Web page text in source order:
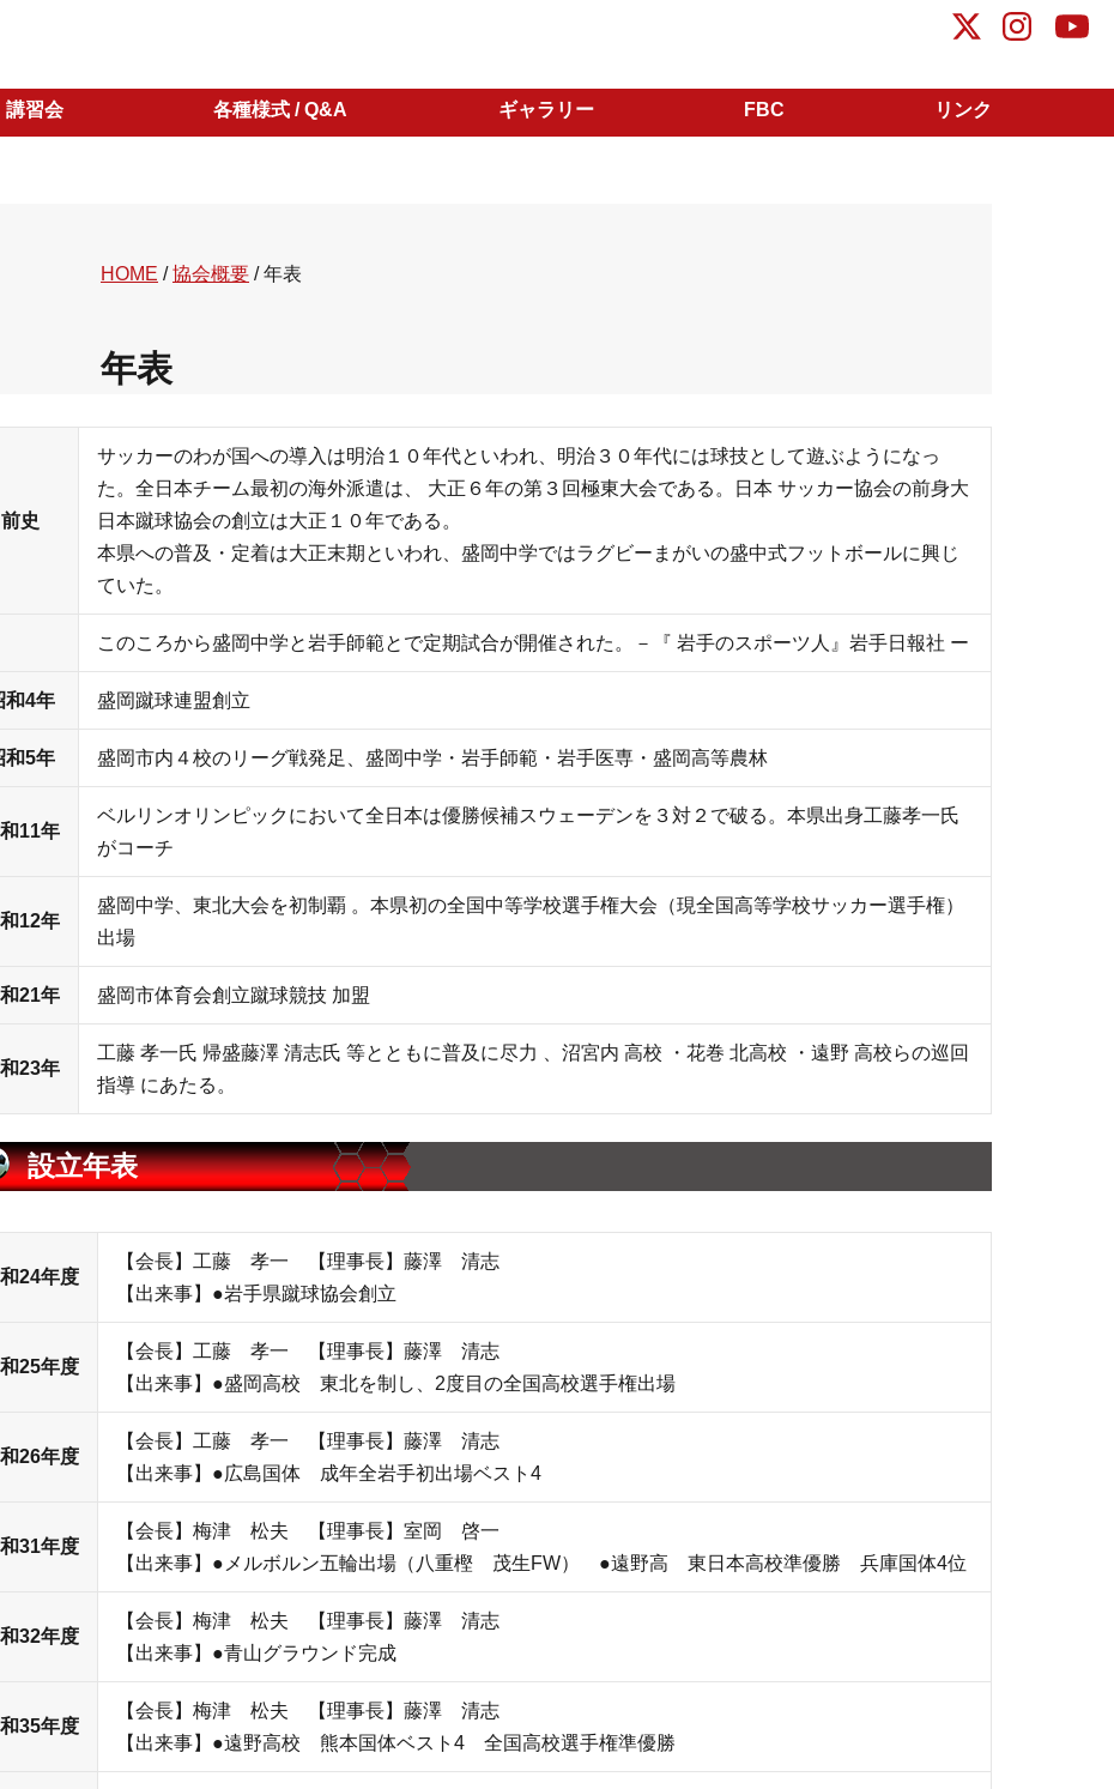
講習会 各種様式 / Q&A ギャラリー FBC リンク
HOME /協会概要 /年表
年表
前史
サッカーのわが国への導入は明治１０年代といわれ、明治３０年代には球技として遊ぶようになっ
た。全日本チーム最初の海外派遣は、 大正６年の第３回極東大会である。日本 サッカー協会の前身大
日本蹴球協会の創立は大正１０年である。
本県への普及・定着は大正末期といわれ、盛岡中学ではラグビーまがいの盛中式フットボールに興じ
ていた。
このころから盛岡中学と岩手師範とで定期試合が開催された。－『 岩手のスポーツ人』岩手日報社 ー
和4年 盛岡蹴球連盟創立
和5年 盛岡市内４校のリーグ戦発足、盛岡中学・岩手師範・岩手医専・盛岡高等農林
11年
ベルリンオリンピックにおいて全日本は優勝候補スウェーデンを３対２で破る。本県出身工藤孝一氏
がコーチ
12年
盛岡中学、東北大会を初制覇 。本県初の全国中等学校選手権大会（現全国高等学校サッカー選手権）
出場
21年 盛岡市体育会創立蹴球競技 加盟
23年
工藤 孝一氏 帰盛藤澤 清志氏 等とともに普及に尽力 、沼宮内 高校 ・花巻 北高校 ・遠野 高校らの巡回
指導 にあたる。
設立年表
24年度
【会長】工藤 孝一 【理事長】藤澤 清志
【出来事】●岩手県蹴球協会創立
25年度
【会長】工藤 孝一 【理事長】藤澤 清志
【出来事】●盛岡高校 東北を制し、2度目の全国高校選手権出場
26年度
【会長】工藤 孝一 【理事長】藤澤 清志
【出来事】●広島国体 成年全岩手初出場ベスト4
31年度
【会長】梅津 松夫 【理事長】室岡 啓一
【出来事】●メルボルン五輪出場（八重樫 茂生FW） ●遠野高 東日本高校準優勝 兵庫国体4位
32年度
【会長】梅津 松夫 【理事長】藤澤 清志
【出来事】●青山グラウンド完成
35年度
【会長】梅津 松夫 【理事長】藤澤 清志
【出来事】●遠野高校 熊本国体ベスト4 全国高校選手権準優勝